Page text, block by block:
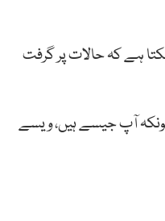
ہے کہ حالات پر گرفت
آپ جیسے ہیں، ویسے